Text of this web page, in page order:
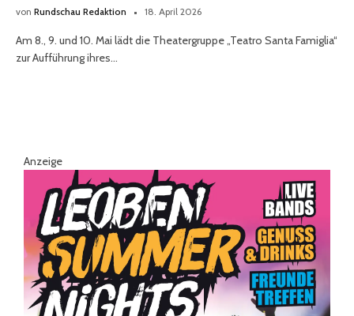
von Rundschau Redaktion 18. April 2026
Am 8., 9. und 10. Mai lädt die Theatergruppe „Teatro Santa Famiglia“
zur Aufführung ihres…
Anzeige